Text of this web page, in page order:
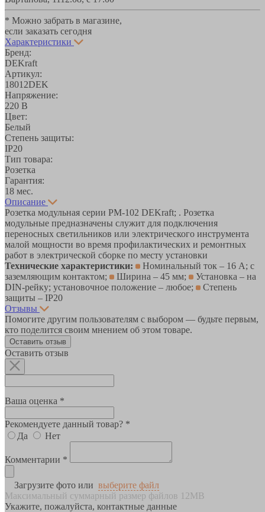
* Можно забрать в магазине,
если заказать сегодня
Характеристики
Бренд:
DEKraft
Артикул:
18012DEK
Напряжение:
220 В
Цвет:
Белый
Степень защиты:
IP20
Тип товара:
Розетка
Гарантия:
18 мес.
Описание
Розетка модульная серии РМ-102 DEKraft; . Розетка
модульные предназначены служит для подключения
переносных светильников или электрического инструмента
малой мощности во время профилактических и ремонтных
работ в электрической сборке по месту установки
Технические характеристики:
Номинальный ток – 16 А; с
заземляющим контактом;
Ширина – 45 мм;
Установка – на
DIN-рейку; установочное положение – любое;
Степень
защиты – IP20
Отзывы
Помогите другим пользователям с выбором — будьте первым,
кто поделится своим мнением об этом товаре.
Оставить отзыв
Оставить отзыв
Ваша оценка *
Рекомендуете данный товар? *
Да
Нет
Комментарии *
Загрузите фото или выберите файл
Максимальный суммарный размер файлов 12MB
Укажите, пожалуйста, контактные данные